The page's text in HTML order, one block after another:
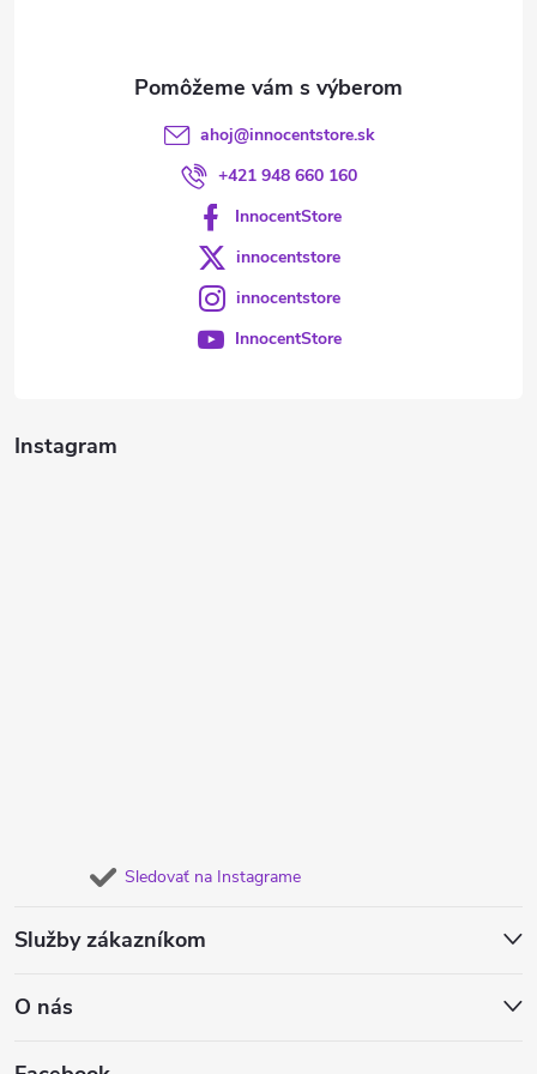
Instagram
Sledovať na Instagrame
Služby zákazníkom
O nás
ahoj@innocentstore.sk
+421 948 660 160
InnocentStore
innocentstore
innocentstore
InnocentStore